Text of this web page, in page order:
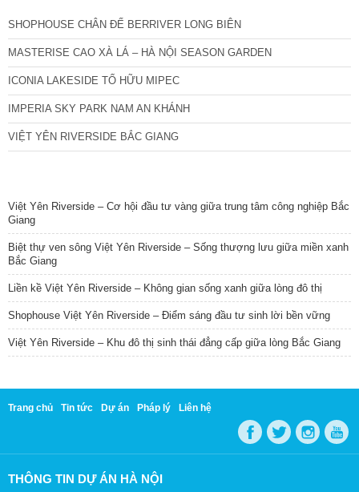
SHOPHOUSE CHÂN ĐẾ BERRIVER LONG BIÊN
MASTERISE CAO XÀ LÁ – HÀ NỘI SEASON GARDEN
ICONIA LAKESIDE TỐ HỮU MIPEC
IMPERIA SKY PARK NAM AN KHÁNH
VIỆT YÊN RIVERSIDE BẮC GIANG
Việt Yên Riverside – Cơ hội đầu tư vàng giữa trung tâm công nghiệp Bắc
Giang
Biệt thự ven sông Việt Yên Riverside – Sống thượng lưu giữa miền xanh
Bắc Giang
Liền kề Việt Yên Riverside – Không gian sống xanh giữa lòng đô thị
Shophouse Việt Yên Riverside – Điểm sáng đầu tư sinh lời bền vững
Việt Yên Riverside – Khu đô thị sinh thái đẳng cấp giữa lòng Bắc Giang
Trang chủ Tin tức Dự án Pháp lý Liên hệ
THÔNG TIN DỰ ÁN HÀ NỘI